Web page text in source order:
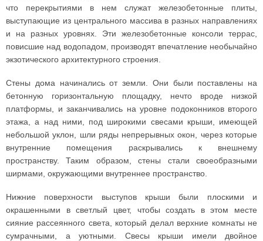
что перекрытиями в нем служат железобетонные плиты,
выступающие из центрального массива в разных направлениях
и на разных уровнях. Эти железобетонные консоли террас,
повисшие над водопадом, производят впечатление необычайно
экзотического архитектурного строения.
Стены дома начинались от земли. Они были поставлены на
бетонную горизонтальную площадку, нечто вроде низкой
платформы, и заканчивались на уровне подоконников второго
этажа, а над ними, под широкими свесами крыши, имеющей
небольшой уклон, шли ряды непрерывных окон, через которые
внутренние помещения раскрывались к внешнему
пространству. Таким образом, стены стали своеобразными
ширмами, окружающими внутреннее пространство.
Нижние поверхности выступов крыши были плоскими и
окрашенными в светлый цвет, чтобы создать в этом месте
сияние рассеянного света, который делал верхние комнаты не
сумрачными, а уютными. Свесы крыши имели двойное